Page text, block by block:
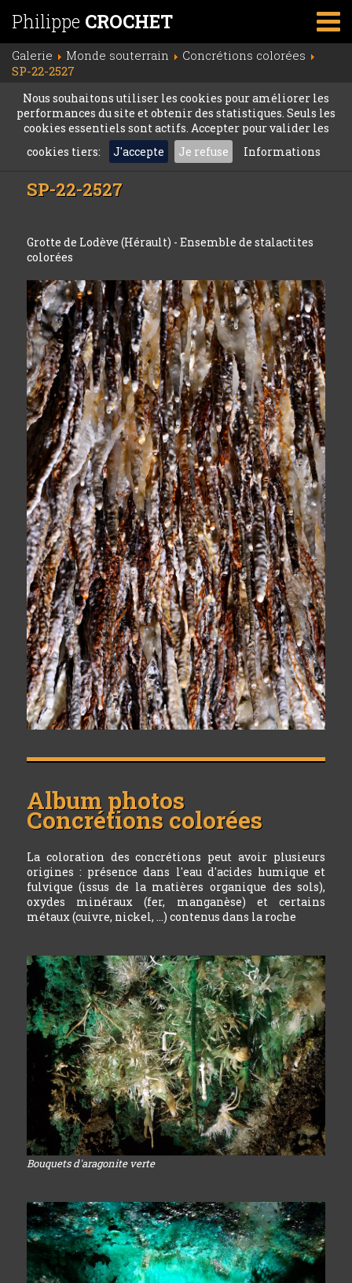
Philippe CROCHET
Galerie Monde souterrain
Concrétions colorées
SP-22-2527
Nous souhaitons utiliser les cookies pour améliorer les
performances du site et obtenir des statistiques. Seuls les
cookies essentiels sont actifs. Accepter pour valider les
cookies tiers:
J'accepte Je refuse Informations
SP-22-2527
Grotte de Lodève (Hérault) - Ensemble de stalactites
colorées
Album photos
Concrétions colorées
La coloration des concrétions peut avoir plusieurs
origines : présence dans l'eau d'acides humique et
fulvique (issus de la matières organique des sols),
oxydes minéraux (fer, manganèse) et certains
métaux (cuivre, nickel, ...) contenus dans la roche
Bouquets d'aragonite verte